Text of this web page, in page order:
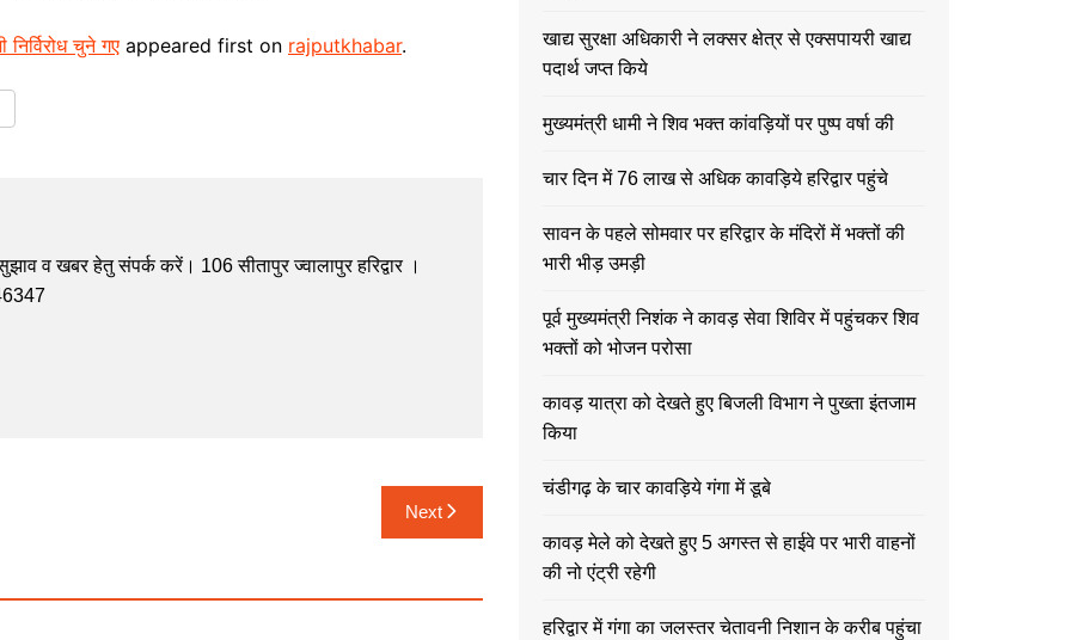
चुने गए appeared first on rajputkhabar.
व खबर हेतु संपर्क करें। 106 सीतापुर ज्वालापुर हरिद्वार ।
Next
खाद्य सुरक्षा अधिकारी ने लक्सर क्षेत्र से एक्सपायरी खाद्य
पदार्थ जप्त किये
मुख्यमंत्री धामी ने शिव भक्त कांवड़ियों पर पुष्प वर्षा की
चार दिन में 76 लाख से अधिक कावड़िये हरिद्वार पहुंचे
सावन के पहले सोमवार पर हरिद्वार के मंदिरों में भक्तों की
भारी भीड़ उमड़ी
पूर्व मुख्यमंत्री निशंक ने कावड़ सेवा शिविर में पहुंचकर शिव
भक्तों को भोजन परोसा
कावड़ यात्रा को देखते हुए बिजली विभाग ने पुख्ता इंतजाम
किया
चंडीगढ़ के चार कावड़िये गंगा में डूबे
कावड़ मेले को देखते हुए 5 अगस्त से हाईवे पर भारी वाहनों
की नो एंट्री रहेगी
हरिद्वार में गंगा का जलस्तर चेतावनी निशान के करीब पहुंचा